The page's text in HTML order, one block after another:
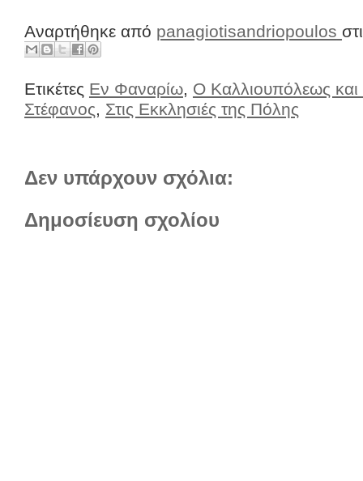
Αναρτήθηκε από panagiotisandriopoulos
Ετικέτες Εν Φαναρίω, Ο Καλλιουπόλεως
Στέφανος
Στις Εκκλησιές της Πόλης
Δεν υπάρχουν σχόλια:
Δημοσίευση σχολίου